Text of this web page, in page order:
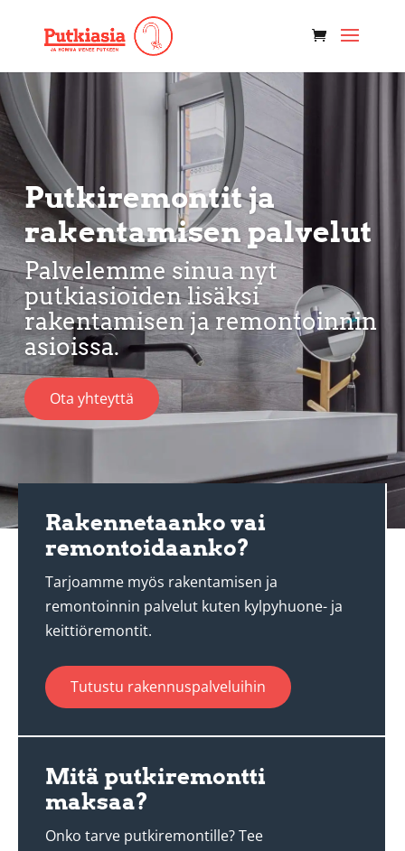
Putkiremontit ja
rakentamisen palvelut
Palvelemme sinua nyt
putkiasioiden lisäksi
rakentamisen ja remontoinnin
asioissa.
Ota yhteyttä
Rakennetaanko vai
remontoidaanko?
Tarjoamme myös rakentamisen ja
remontoinnin palvelut kuten kylpyhuone- ja
keittiöremontit.
Tutustu rakennuspalveluihin
Mitä putkiremontti
maksaa?
Onko tarve putkiremontille? Tee